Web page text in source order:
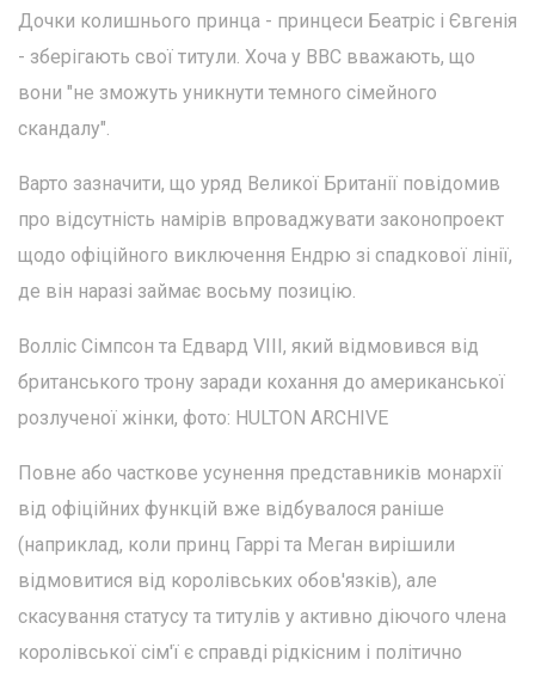
Дочки колишнього принца - принцеси Беатріс і Євгенія
- зберігають свої титули. Хоча у BBC вважають, що
вони "не зможуть уникнути темного сімейного
скандалу".
Варто зазначити, що уряд Великої Британії повідомив
про відсутність намірів впроваджувати законопроект
щодо офіційного виключення Ендрю зі спадкової лінії,
де він наразі займає восьму позицію.
Волліс Сімпсон та Едвард VIII, який відмовився від
британського трону заради кохання до американської
розлученої жінки, фото: HULTON ARCHIVE
Повне або часткове усунення представників монархії
від офіційних функцій вже відбувалося раніше
(наприклад, коли принц Гаррі та Меган вирішили
відмовитися від королівських обов'язків), але
скасування статусу та титулів у активно діючого члена
королівської сім'ї є справді рідкісним і політично